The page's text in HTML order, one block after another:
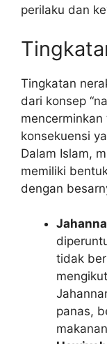
perilaku dan
Tingkatan
dari konsep
konsekuensi
Dalam Islam,
memiliki
dengan
tidak
panas,